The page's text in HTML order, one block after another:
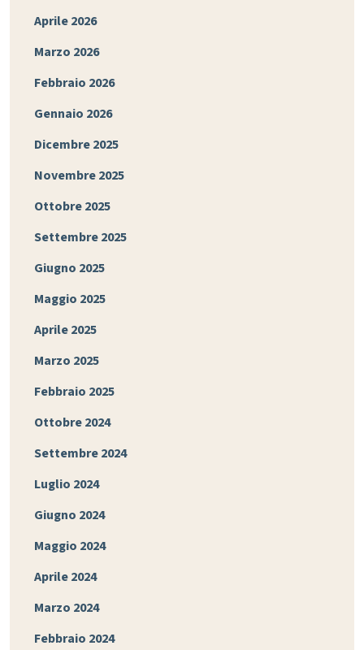
Aprile 2026
Marzo 2026
Febbraio 2026
Gennaio 2026
Dicembre 2025
Novembre 2025
Ottobre 2025
Settembre 2025
Giugno 2025
Maggio 2025
Aprile 2025
Marzo 2025
Febbraio 2025
Ottobre 2024
Settembre 2024
Luglio 2024
Giugno 2024
Maggio 2024
Aprile 2024
Marzo 2024
Febbraio 2024